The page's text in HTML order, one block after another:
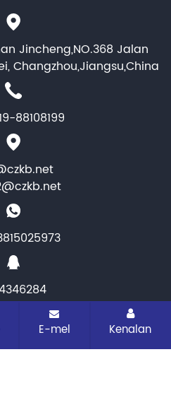
Jincheng,NO.368 Jalan
Changzhou,Jiangsu,China
88108199
KB Changzhou & Meter
E-mel Kenalan